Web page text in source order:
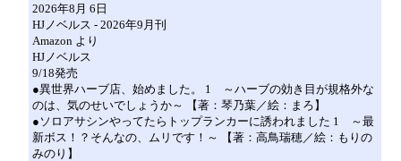
2026年8月 6日
HJノベルス - 2026年9月刊
Amazon より
HJノベルス
9/18発売
●異世界ハーブ店、始めました。 1 ～ハーブの効き目が規格外な
のは、気のせいでしょうか～ 【著：琴乃葉／絵：まろ】
●ソロアサシンやってたらトップランカーに誘われました 1 ～最
新ボス！？そんなの、ムリです！～ 【著：高鳥瑞穂／絵：もりの
みのり】